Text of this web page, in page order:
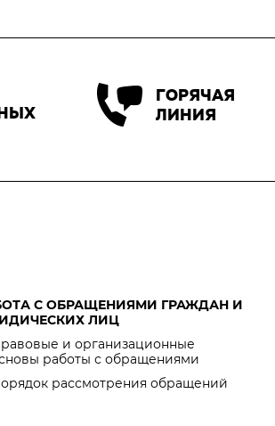
ГОРЯЧАЯ
ЛИНИЯ
С ОБРАЩЕНИЯМИ ГРАЖДАН И
ЛИЦ
и организационные
работы с обращениями
рассмотрения обращений